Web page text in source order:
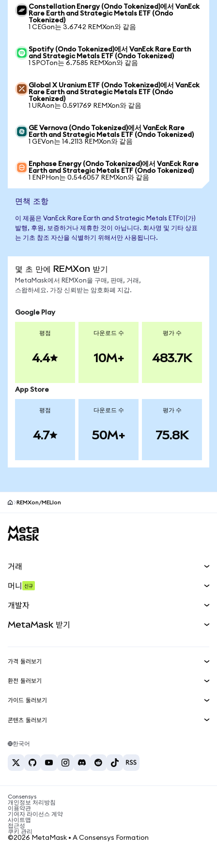
Constellation Energy (Ondo Tokenized)에서 VanEck
Rare Earth and Strategic Metals ETF (Ondo
Tokenized)
1 CEGon는 3.6742 REMXon와 같음
Spotify (Ondo Tokenized)에서 VanEck Rare Earth
and Strategic Metals ETF (Ondo Tokenized)
1 SPOTon는 6.7585 REMXon와 같음
Global X Uranium ETF (Ondo Tokenized)에서 VanEck
Rare Earth and Strategic Metals ETF (Ondo
Tokenized)
1 URAon는 0.591769 REMXon와 같음
GE Vernova (Ondo Tokenized)에서 VanEck Rare
Earth and Strategic Metals ETF (Ondo Tokenized)
1 GEVon는 14.2113 REMXon와 같음
Enphase Energy (Ondo Tokenized)에서 VanEck Rare
Earth and Strategic Metals ETF (Ondo Tokenized)
1 ENPHon는 0.546057 REMXon와 같음
면책 조항
이 제품은 VanEck Rare Earth and Strategic Metals ETF이(가)
발행, 후원, 보증하거나 제휴한 것이 아닙니다. 회사명 및 기타 상표
는 기초 참조 자산을 식별하기 위해서만 사용됩니다.
몇 초 만에 REMXon 받기
MetaMask에서 REMXon을 구매, 판매, 거래,
스왑하세요. 가장 신뢰받는 암호화폐 지갑.
Google Play
평점
4.4
다운로드 수
10M+
평가 수
483.7K
App Store
평점
4.7
다운로드 수
50M+
평가 수
75.8K
REMXon/MELIon
거래
무기한 선물
실물자산
머니 신규
개발자
MetaMask Connect
Snaps
웹3 서비스
MetaMask 받기
보안
고객 지원
채용
가격 둘러보기
이더리움 가격
솔라나 가격
테더 가격
환전 둘러보기
ETH를 USD로 환전
USDT를 INR로 환전
BTC를 INR로 환전
ETH를 USDT로 환전
가이드 둘러보기
ETH 매수
USDT 매수
SHIB 매수
BNB 매수
콘텐츠 둘러보기
솔라나 지갑
암호화폐 세금 뉴스
암호화폐 매수 방법
비트코인 매도 방법
한국어
Consensys
개인정보 처리방침
이용약관
기여자 라이선스 계약
사이트맵
접근성
쿠키 관리
©2026 MetaMask • A Consensys Formation